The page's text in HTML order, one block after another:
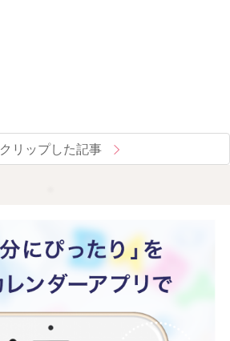
クリップした記事